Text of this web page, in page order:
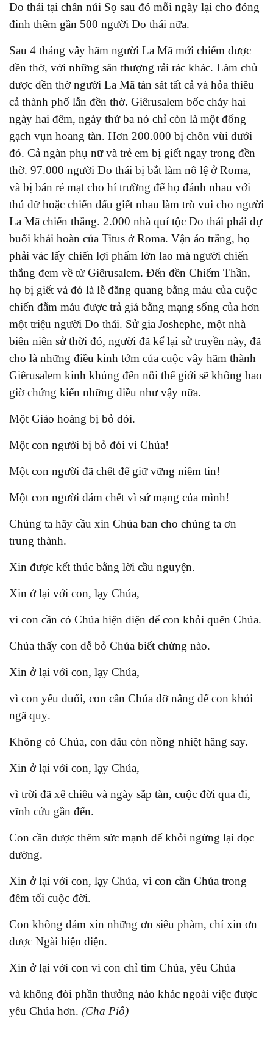
Do thái tại chân núi Sọ sau đó mỗi ngày lại cho đóng
đinh thêm gần 500 người Do thái nữa.
Sau 4 tháng vây hãm người La Mã mới chiếm được
đền thờ, với những sân thượng rải rác khác. Làm chủ
được đền thờ người La Mã tàn sát tất cả và hỏa thiêu
cả thành phố lẫn đền thờ. Giêrusalem bốc cháy hai
ngày hai đêm, ngày thứ ba nó chỉ còn là một đống
gạch vụn hoang tàn. Hơn 200.000 bị chôn vùi dưới
đó. Cả ngàn phụ nữ và trẻ em bị giết ngay trong đền
thờ. 97.000 người Do thái bị bắt làm nô lệ ở Roma,
và bị bán rẻ mạt cho hí trường để họ đánh nhau với
thú dữ hoặc chiến đấu giết nhau làm trò vui cho người
La Mã chiến thắng. 2.000 nhà quí tộc Do thái phải dự
buổi khải hoàn của Titus ở Roma. Vận áo trắng, họ
phải vác lấy chiến lợi phẩm lớn lao mà người chiến
thắng đem về từ Giêrusalem. Đến đền Chiếm Thần,
họ bị giết và đó là lễ đăng quang bằng máu của cuộc
chiến đẫm máu được trả giá bằng mạng sống của hơn
một triệu người Do thái. Sử gia Joshephe, một nhà
biên niên sử thời đó, người đã kể lại sử truyền này, đã
cho là những điều kinh tởm của cuộc vây hãm thành
Giêrusalem kinh khủng đến nỗi thế giới sẽ không bao
giờ chứng kiến những điều như vậy nữa.
Một Giáo hoàng bị bỏ đói.
Một con người bị bỏ đói vì Chúa!
Một con người đã chết để giữ vững niềm tin!
Một con người dám chết vì sứ mạng của mình!
Chúng ta hãy cầu xin Chúa ban cho chúng ta ơn
trung thành.
Xin được kết thúc bằng lời cầu nguyện.
Xin ở lại với con, lạy Chúa,
vì con cần có Chúa hiện diện để con khỏi quên Chúa.
Chúa thấy con dễ bỏ Chúa biết chừng nào.
Xin ở lại với con, lạy Chúa,
vì con yếu đuối, con cần Chúa đỡ nâng để con khỏi
ngã quỵ.
Không có Chúa, con đâu còn nồng nhiệt hăng say.
Xin ở lại với con, lạy Chúa,
vì trời đã xế chiều và ngày sắp tàn, cuộc đời qua đi,
vĩnh cửu gần đến.
Con cần được thêm sức mạnh để khỏi ngừng lại dọc
đường.
Xin ở lại với con, lạy Chúa, vì con cần Chúa trong
đêm tối cuộc đời.
Con không dám xin những ơn siêu phàm, chỉ xin ơn
được Ngài hiện diện.
Xin ở lại với con vì con chỉ tìm Chúa, yêu Chúa
và không đòi phần thưởng nào khác ngoài việc được
yêu Chúa hơn. (Cha Piô)